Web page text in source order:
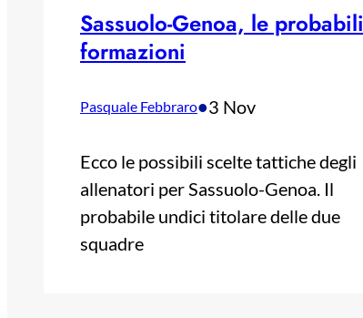
Sassuolo-Genoa, le probabili
formazioni
Pasquale Febbraro•3 Nov
Ecco le possibili scelte tattiche degli
allenatori per Sassuolo-Genoa. Il
probabile undici titolare delle due
squadre